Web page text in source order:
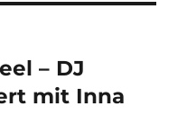
– DJ
mit Inna